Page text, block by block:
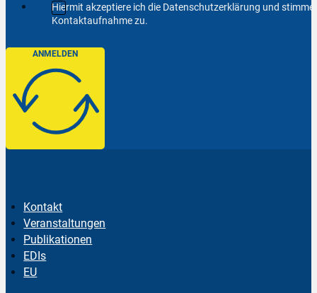
Hiermit akzeptiere ich die Datenschutzerklärung und
Kontaktaufnahme zu.
ANMELDEN
Kontakt
Veranstaltungen
Publikationen
EDIs
EU